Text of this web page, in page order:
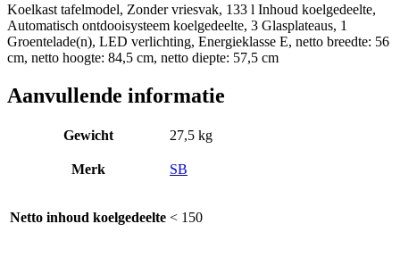
Koelkast tafelmodel, Zonder vriesvak, 133 l Inhoud koelgedeelte,
Automatisch ontdooisysteem koelgedeelte, 3 Glasplateaus, 1
Groentelade(n), LED verlichting, Energieklasse E, netto breedte: 56
cm, netto hoogte: 84,5 cm, netto diepte: 57,5 cm
Aanvullende informatie
Gewicht 27,5 kg
Merk SB
Netto inhoud koelgedeelte < 150